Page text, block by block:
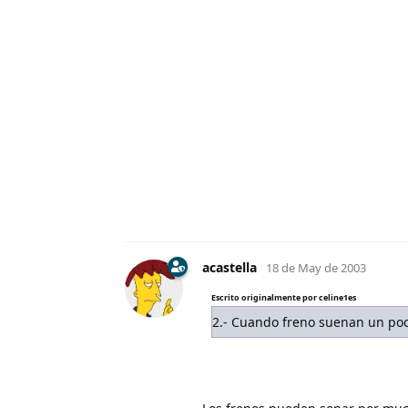
acastella 18 de May de 2003
Escrito originalmente por celine1es
2.- Cuando freno suenan un